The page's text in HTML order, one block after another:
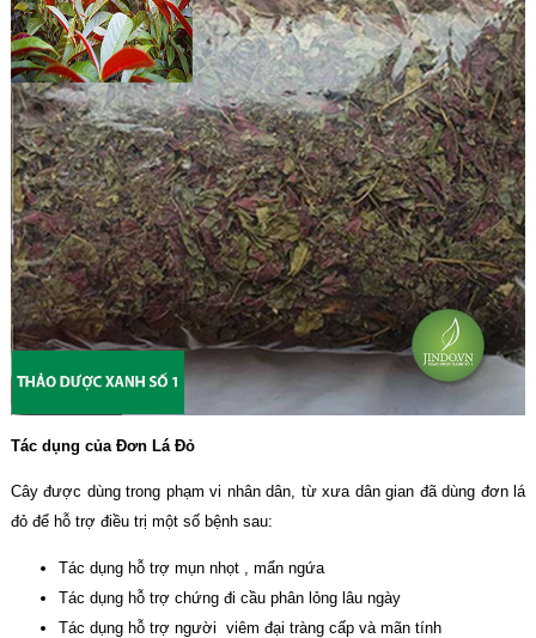
Tác dụng của Đơn Lá Đỏ
Cây được dùng trong phạm vi nhân dân, từ xưa dân gian đã dùng đơn lá
đỏ để hỗ trợ điều trị một số bệnh sau:
Tác dụng hỗ trợ mụn nhọt , mẩn ngứa
Tác dụng hỗ trợ chứng đi cầu phân lỏng lâu ngày
Tác dụng hỗ trợ người viêm đại tràng cấp và mãn tính